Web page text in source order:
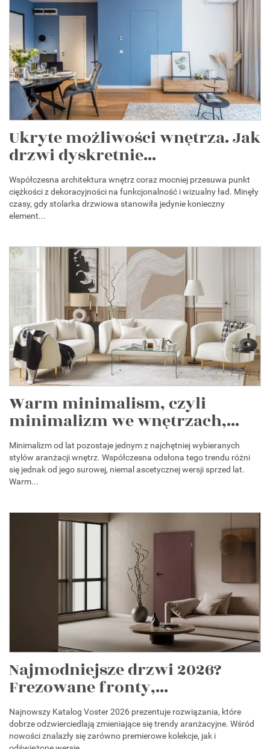
Ukryte możliwości wnętrza. Jak
drzwi dyskretnie...
Współczesna architektura wnętrz coraz mocniej przesuwa punkt
ciężkości z dekoracyjności na funkcjonalność i wizualny ład. Minęły
czasy, gdy stolarka drzwiowa stanowiła jedynie konieczny
element...
Warm minimalism, czyli
minimalizm we wnętrzach,...
Minimalizm od lat pozostaje jednym z najchętniej wybieranych
stylów aranżacji wnętrz. Współczesna odsłona tego trendu różni
się jednak od jego surowej, niemal ascetycznej wersji sprzed lat.
Warm...
Najmodniejsze drzwi 2026?
Frezowane fronty,...
Najnowszy Katalog Voster 2026 prezentuje rozwiązania, które
dobrze odzwierciedlają zmieniające się trendy aranżacyjne. Wśród
nowości znalazły się zarówno premierowe kolekcje, jak i